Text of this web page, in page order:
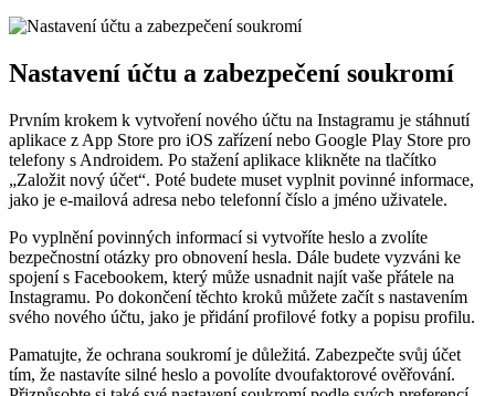
Nastavení účtu a zabezpečení soukromí
Prvním krokem k vytvoření nového účtu na Instagramu je stáhnutí
aplikace z App Store pro iOS zařízení nebo Google Play Store pro
telefony s Androidem. Po stažení aplikace klikněte na tlačítko
„Založit nový účet“. Poté budete muset vyplnit povinné informace,
jako je e-mailová adresa nebo telefonní číslo a jméno uživatele.
Po vyplnění povinných informací si vytvoříte heslo a zvolíte
bezpečnostní otázky pro obnovení hesla. Dále budete vyzváni ke
spojení s Facebookem, který může usnadnit najít vaše přátele na
Instagramu. Po dokončení těchto kroků můžete začít s nastavením
svého nového účtu, jako je přidání profilové fotky a popisu profilu.
Pamatujte, že ochrana soukromí je důležitá. Zabezpečte svůj účet
tím, že nastavíte silné heslo a povolíte dvoufaktorové ověřování.